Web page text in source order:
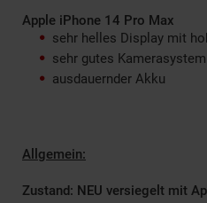
Apple iPhone 14 Pro Max
sehr helles Display mit
sehr gutes Kamerasystem
ausdauernder Akku
Allgemein:
Zustand: NEU versiegelt mit